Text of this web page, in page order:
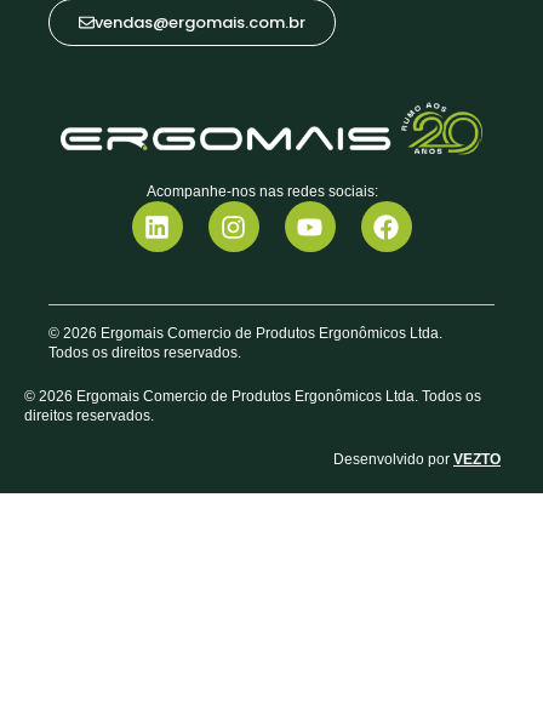
vendas@ergomais.com.br
Acompanhe-nos nas redes sociais:
© 2026 Ergomais Comercio de Produtos Ergonômicos Ltda.
Todos os direitos reservados.
© 2026 Ergomais Comercio de Produtos Ergonômicos Ltda. Todos os
direitos reservados.
Desenvolvido por VEZTO